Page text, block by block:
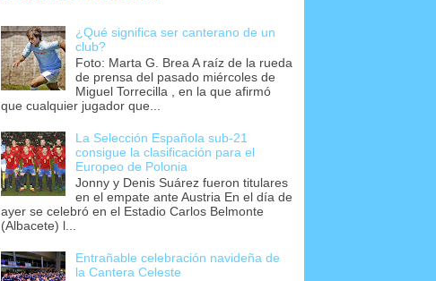
¿Qué significa ser canterano de un
club?
Foto: Marta G. Brea A raíz de la rueda
de prensa del pasado miércoles de
Miguel Torrecilla , en la que afirmó
que cualquier jugador que...
La Selección Española sub-21
consigue la clasificación para el
Europeo de Polonia
Jonny y Denis Suárez fueron titulares
en el empate ante Austria En el día de
ayer se celebró en el Estadio Carlos Belmonte
(Albacete) l...
Entrañable celebración navideña de
la Cantera Celeste